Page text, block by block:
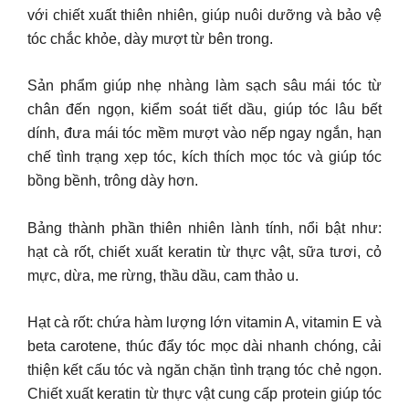
với chiết xuất thiên nhiên, giúp nuôi dưỡng và bảo vệ
tóc chắc khỏe, dày mượt từ bên trong.
Sản phẩm giúp nhẹ nhàng làm sạch sâu mái tóc từ
chân đến ngọn, kiểm soát tiết dầu, giúp tóc lâu bết
dính, đưa mái tóc mềm mượt vào nếp ngay ngắn, hạn
chế tình trạng xẹp tóc, kích thích mọc tóc và giúp tóc
bồng bềnh, trông dày hơn.
Bảng thành phần thiên nhiên lành tính, nổi bật như:
hạt cà rốt, chiết xuất keratin từ thực vật, sữa tươi, cỏ
mực, dừa, me rừng, thầu dầu, cam thảo u.
Hạt cà rốt: chứa hàm lượng lớn vitamin A, vitamin E và
beta carotene, thúc đẩy tóc mọc dài nhanh chóng, cải
thiện kết cấu tóc và ngăn chặn tình trạng tóc chẻ ngọn.
Chiết xuất keratin từ thực vật cung cấp protein giúp tóc